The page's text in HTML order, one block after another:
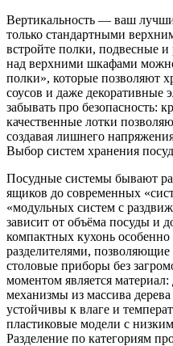
Вертикальность — ваш
только стандартными
встройте полки, подвесные
над верхними шкафами
полки», которые позволяют
соусов и даже
забывать про безопасность:
качественные лотки
создавая лишнего
Выбор систем хранения
Посудные системы бывают
ящиков до современных
«модульных систем с
зависит от объёма посуды и
компактных кухонь
разделителями,
столовые приборы без
моментом является
механизмы из массива
устойчивы к влаге и
пластиковые модели с
Разделение по категориям